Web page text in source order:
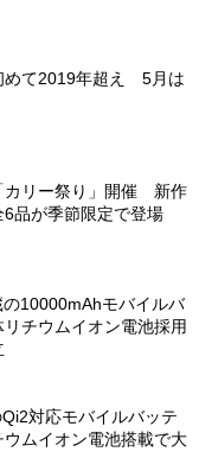
めて2019年超え 5月は
カリー祭り」開催 新作
品が季節限定で登場
10000mAhモバイルバ
チウムイオン電池採用
対応モバイルバッテ
ムイオン電池搭載で大